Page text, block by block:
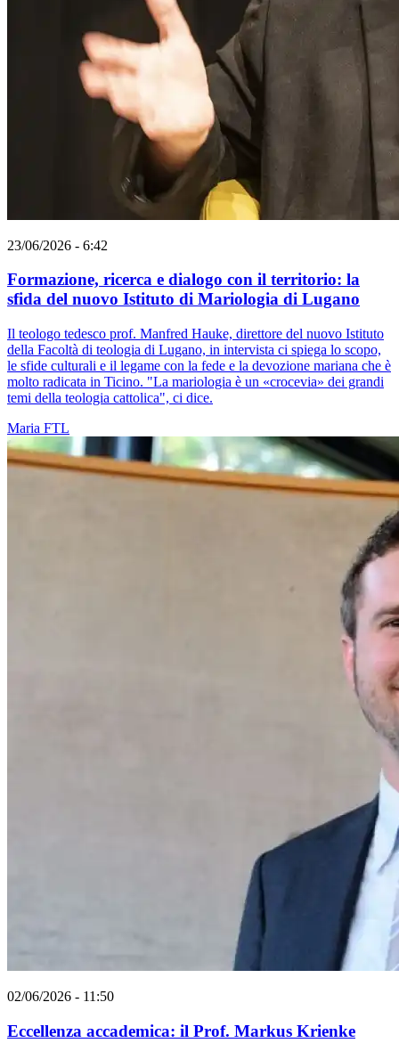
23/06/2026 - 6:42
Formazione, ricerca e dialogo con il territorio: la
sfida del nuovo Istituto di Mariologia di Lugano
Il teologo tedesco prof. Manfred Hauke, direttore del nuovo Istituto
della Facoltà di teologia di Lugano, in intervista ci spiega lo scopo,
le sfide culturali e il legame con la fede e la devozione mariana che è
molto radicata in Ticino. "La mariologia è un «crocevia» dei grandi
temi della teologia cattolica", ci dice.
Maria FTL
02/06/2026 - 11:50
Eccellenza accademica: il Prof. Markus Krienke